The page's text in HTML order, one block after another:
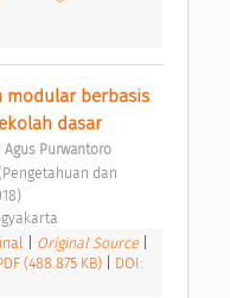
modular berbasis
dasar
Agus Purwantoro
Original Source
(488.875 KB)
DOI: